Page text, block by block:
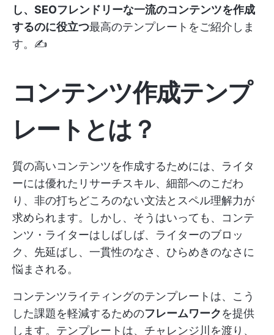
し、SEOフレンドリーな一流のコンテンツを作成
するのに役立つ最高のテンプレートをご紹介しま
す。✍️
コンテンツ作成テンプ
レートとは？
質の高いコンテンツを作成するためには、ライタ
ーには優れたリサーチスキル、細部へのこだわ
り、非の打ちどころのない文法とスペル理解力が
求められます。しかし、そうはいっても、コンテ
ンツ・ライターはしばしば、ライターのブロッ
ク、先延ばし、一貫性のなさ、ひらめきのなさに
悩まされる。
コンテンツライティングのテンプレートは、こう
した課題を軽減するためのフレームワークを提供
します。テンプレートは、チャレンジ川を渡り、